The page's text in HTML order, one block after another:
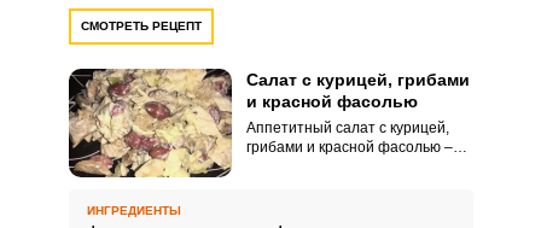
СМОТРЕТЬ РЕЦЕПТ
Салат с курицей, грибами
и красной фасолью
Аппетитный салат с курицей,
грибами и красной фасолью –
можно приготовить в обычный
ИНГРЕДИЕНТЫ
или